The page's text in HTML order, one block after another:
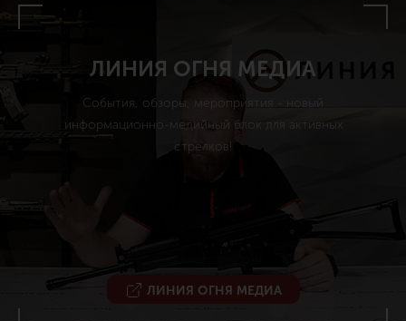
ЛИНИЯ ОГНЯ МЕДИА
События, обзоры, мероприятия - новый
информационно-медийный блок для активных
стрелков!
ЛИНИЯ ОГНЯ МЕДИА